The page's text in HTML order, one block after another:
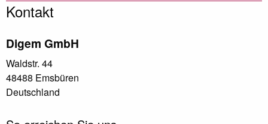
Kontakt
Digem GmbH
Waldstr. 44
48488 Emsbüren
Deutschland